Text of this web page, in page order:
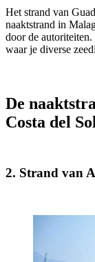
Het strand van
naaktstrand in
door de
waar je diverse
De
Costa del
2. Strand van